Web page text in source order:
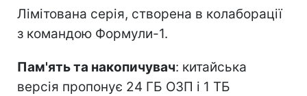
Лімітована серія, створена в колаборації
з командою Формули-1.
Пам'ять та накопичувач: китайська
версія пропонує 24 ГБ ОЗП і 1 ТБ